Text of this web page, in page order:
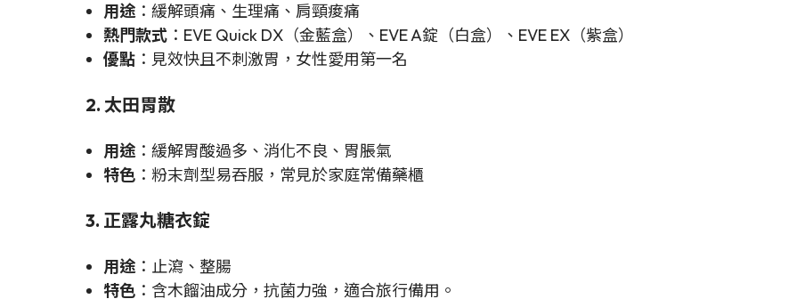
用途：緩解頭痛、生理痛、肩頸痠痛
熱門款式 ：EVE Quick DX（金藍盒）、EVE A錠（白盒）、EVE EX（紫盒）
優點 ：見效快且不刺激胃，女性愛用第一名
2. 太田胃散
用途：緩解胃酸過多、消化不良、胃脹氣
特色 ：粉末劑型易吞服，常見於家庭常備藥櫃
3. 正露丸糖衣錠
用途：止瀉、整腸
特色 ：含木餾油成分，抗菌力強，適合旅行備用。